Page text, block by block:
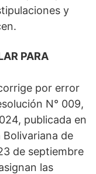
y
PARA
por error
N° 009,
publicada en
Bolivariana de
de septiembre
las